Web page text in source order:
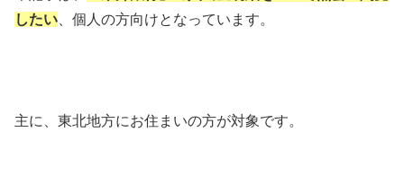
したい 、個人の方向けとなっています。
主に、東北地方にお住まいの方が対象です。